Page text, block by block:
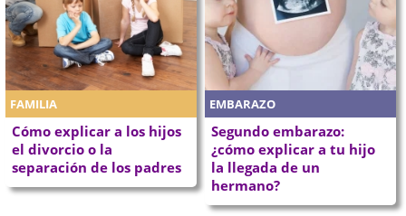
FAMILIA
Cómo explicar a los hijos
el divorcio o la
separación de los padres
EMBARAZO
Segundo embarazo:
¿cómo explicar a tu hijo
la llegada de un
hermano?